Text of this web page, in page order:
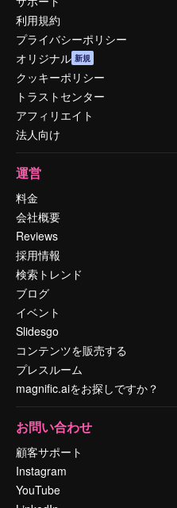
利用規約
プライバシーポリシー
オリジナル 新規
クッキーポリシー
トラストセンター
アフィリエイト
法人向け
運営
料金
会社概要
Reviews
採用情報
検索トレンド
ブログ
イベント
Slidesgo
コンテンツを販売する
プレスルーム
magnific.aiをお探しですか？
お問い合わせ
顧客サポート
Instagram
YouTube